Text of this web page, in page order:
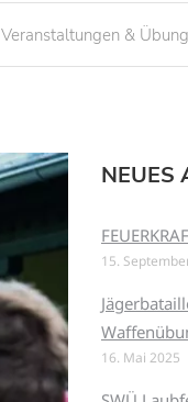
Veranstaltungen &
NEUES
15.
16. Mai 2025